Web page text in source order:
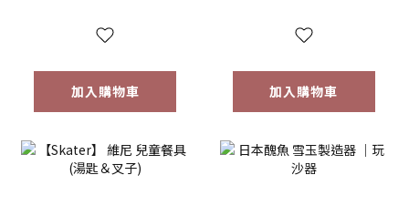
加入購物車 加入購物車